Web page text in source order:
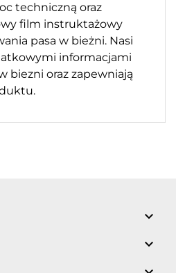
techniczną oraz
film instruktażowy
pasa w bieżni. Nasi
informacjami
biezni oraz zapewniają

